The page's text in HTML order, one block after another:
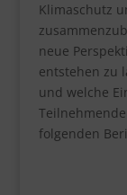
Klimaschutz
neue
entstehen zu
und welche
folgenden